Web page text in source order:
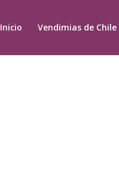
Inicio Vendimias de Chile